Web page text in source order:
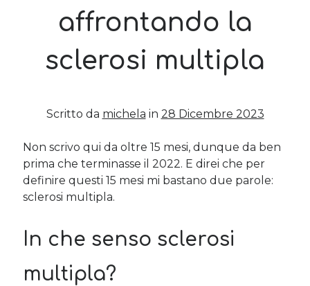
Le criptovalute secondo me: l’avventura di Eticoin
Come ho fatto Educazione Finanziaria nei soggiorni estivi per
12 Gennaio 2024
Del 2023 e di come la mia famiglia sta affrontando la sclerosi
multipla
28 Dicembre 2023
Donne e propensione al rischio: l’impatto sugli investimenti
Commenti Recenti
affrontando la
sclerosi multipla
Scritto da michela in 28 Dicembre 2023
Non scrivo qui da oltre 15 mesi, dunque da ben
prima che terminasse il 2022. E direi che per
definire questi 15 mesi mi bastano due parole:
sclerosi multipla.
In che senso sclerosi
multipla?